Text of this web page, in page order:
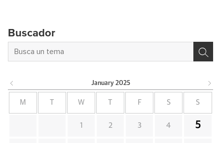
Buscador
January 2025
M W F S S
1 2 3 4 5